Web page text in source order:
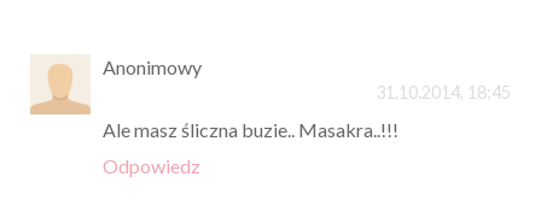
Anonimowy
31.10.2014, 18:45
Ale masz śliczna buzie.. Masakra..!!!
Odpowiedz